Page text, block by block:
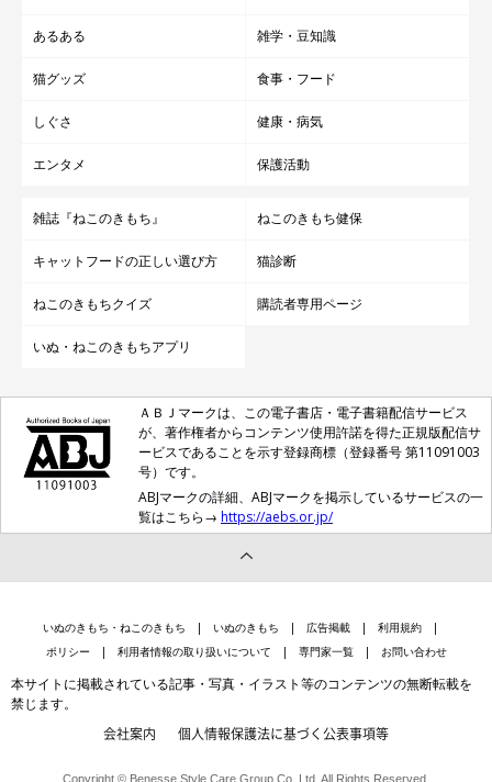
あるある 雑学・豆知識
猫グッズ 食事・フード
しぐさ 健康・病気
エンタメ 保護活動
雑誌『ねこのきもち』 ねこのきもち健保
キャットフードの正しい選び方 猫診断
ねこのきもちクイズ 購読者専用ページ
いぬ・ねこのきもちアプリ
ＡＢＪマークは、この電子書店・電子書籍配信サービス
が、著作権者からコンテンツ使用許諾を得た正規版配信サ
ービスであることを示す登録商標（登録番号 第11091003
号）です。
ABJマークの詳細、ABJマークを掲示しているサービスの一
覧はこちら→ https://aebs.or.jp/
いぬのきもち・ねこのきもち いぬのきもち 広告掲載
利用規約
ポリシー
利用者情報の取り扱いについて 専門家一覧 お問い合わせ
本サイトに掲載されている記事・写真・イラスト等のコンテンツの無断転載を
禁じます。
会社案内 個人情報保護法に基づく公表事項等
Copyright © Benesse Style Care Group Co.,Ltd. All Rights Reserved.